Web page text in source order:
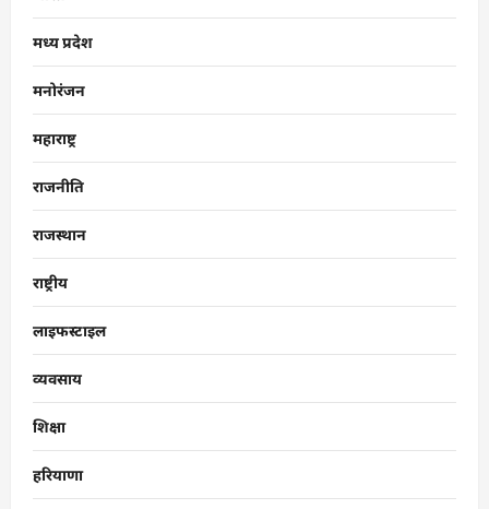
मध्य प्रदेश
मनोरंजन
महाराष्ट्र
राजनीति
राजस्थान
राष्ट्रीय
लाइफस्टाइल
व्यवसाय
शिक्षा
हरियाणा